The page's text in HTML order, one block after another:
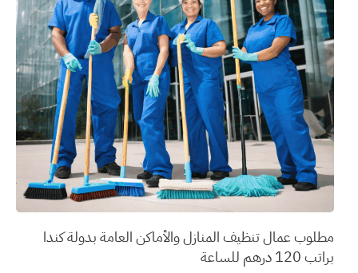
مطلوب عمال تنظيف المنازل والأماكن العامة بدولة كندا
براتب 120 درهم للساعة